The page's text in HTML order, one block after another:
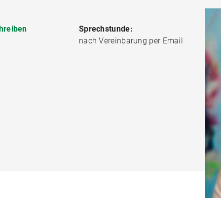
Sprechstunde:
nach Vereinbarung per Email